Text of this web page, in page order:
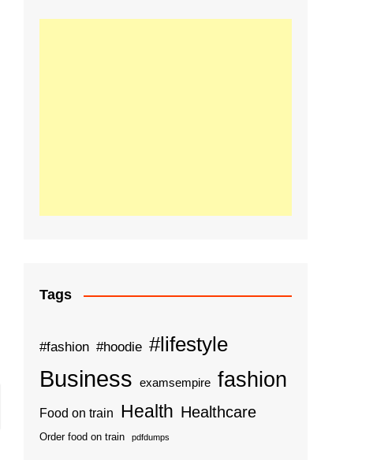
Tags
#fashion #hoodie #lifestyle
Business examsempire fashion
Food on train Health Healthcare
Order food on train pdfdumps